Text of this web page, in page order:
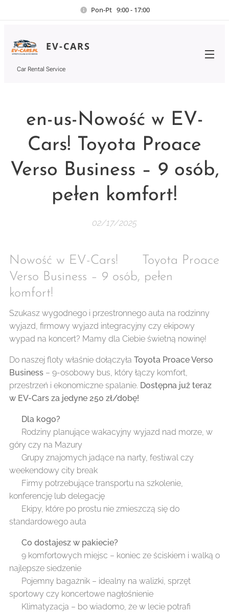
Pon-Pt 9:00 - 17:00
EV-CARS
Car Rental Service
en-us-Nowość w EV-
Cars! Toyota Proace
Verso Business – 9 osób,
pełen komfort!
02/17/2025
Nowość w EV-Cars! 🚐 Toyota Proace
Verso Business – 9 osób, pełen
komfort!
Szukasz wygodnego i przestronnego auta na rodzinny
wyjazd, firmowy wyjazd integracyjny czy ekipowy
wypad na koncert? Mamy dla Ciebie świetną nowinę! 🎉
Do naszej floty właśnie dołączyła Toyota Proace Verso
Business – 9-osobowy bus, który łączy komfort,
przestrzeń i ekonomiczne spalanie. Dostępna już teraz
w EV-Cars za jedyne 250 zł/dobę!
Dla kogo?
✅ Rodziny planujące wakacyjny wyjazd nad morze, w
góry czy na Mazury
✅ Grupy znajomych jadące na narty, festiwal czy
weekendowy city break
✅ Firmy potrzebujące transportu na szkolenie,
konferencję lub delegację
✅ Ekipy, które po prostu nie zmieszczą się do
standardowego auta 🚗💨
Co dostajesz w pakiecie?
✔️ 9 komfortowych miejsc – koniec ze ściskiem i walką o
najlepsze siedzenie
✔️ Pojemny bagażnik – idealny na walizki, sprzęt
sportowy czy koncertowe nagłośnienie 🎸
✔️ Klimatyzacja – bo wiadomo, że w lecie potrafi